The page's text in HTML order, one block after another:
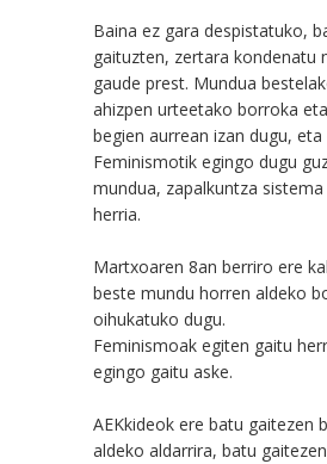
Baina ez gara despistatuko,
gaituzten, zertara kondenatu
gaude prest. Mundua
ahizpen urteetako borroka
begien aurrean izan dugu,
Feminismotik egingo dugu
mundua, zapalkuntza
herria.
Martxoaren 8an berriro ere
beste mundu horren aldeko
oihukatuko dugu.
Feminismoak egiten gaitu
egingo gaitu aske.
AEKkideok ere batu gaitezen
aldeko aldarrira, batu